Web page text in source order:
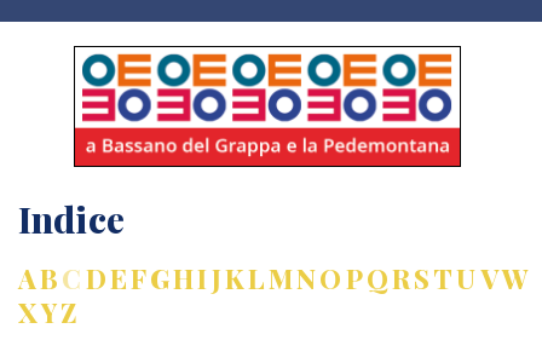
Indice
ABCDEFGHIJKLMNOPQRSTUVW
XYZ